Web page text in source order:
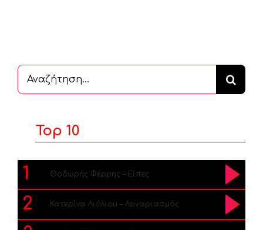
Αναζήτηση
...
Top 10
1 Θοδωρής Φέρρης – Είπες
2 Κατερίνα Λιόλιου – Λογαριασμός